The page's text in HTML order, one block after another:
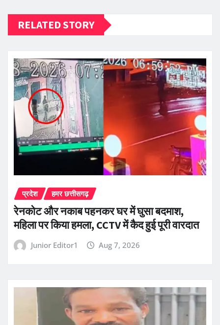
RELATED STORY
प्रदेश हमर छत्तीसगढ़
रेनकोट और नकाब पहनकर घर में घुसा बदमाश,
महिला पर किया हमला, CCTV में कैद हुई पूरी वारदात
Junior Editor1 Aug 7, 2026